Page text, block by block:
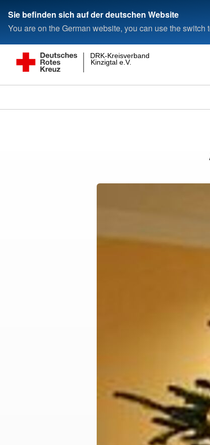
Sie befinden sich auf der deutschen Website
You are on the German website, you can use the
Kinzigtal e.V.
DRK-Kreisverband